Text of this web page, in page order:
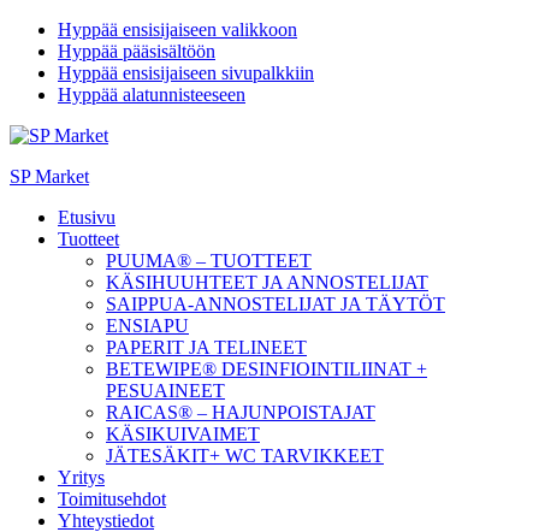
Hyppää ensisijaiseen valikkoon
Hyppää pääsisältöön
Hyppää ensisijaiseen sivupalkkiin
Hyppää alatunnisteeseen
SP Market
Etusivu
Tuotteet
PUUMA® – TUOTTEET
KÄSIHUUHTEET JA ANNOSTELIJAT
SAIPPUA-ANNOSTELIJAT JA TÄYTÖT
ENSIAPU
PAPERIT JA TELINEET
BETEWIPE® DESINFIOINTILIINAT +
PESUAINEET
RAICAS® – HAJUNPOISTAJAT
KÄSIKUIVAIMET
JÄTESÄKIT+ WC TARVIKKEET
Yritys
Toimitusehdot
Yhteystiedot